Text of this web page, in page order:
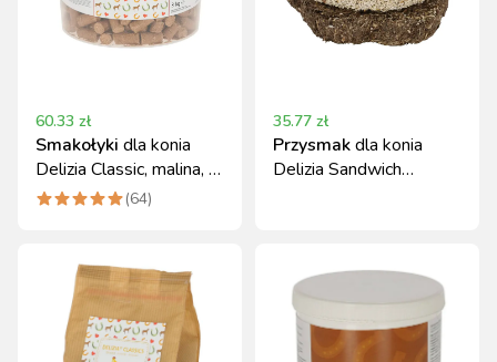
60.33 zł
Smakołyki dla konia
Delizia Classic, malina, 3
kg, Kerbl
(64)
35.77 zł
Przysmakdla konia
Delizia Sandwich